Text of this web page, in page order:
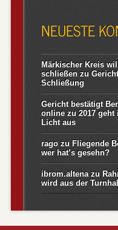
NEUESTE
Märkischer Kreis
schließenzu
Schließung
Gericht bestätigt
onlinezu2017
Licht aus
ragozu Fliegende
wer hat’s gesehn?
ibrom.altenazu
wird aus der